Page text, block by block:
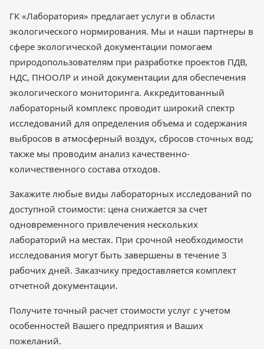
ГК «Лаборатория» предлагает услуги в области
экологического нормирования. Мы и наши партнеры в
сфере экологической документации помогаем
природопользователям при разработке проектов ПДВ,
НДС, ПНООЛР и иной документации для обеспечения
экологического мониторинга. Аккредитованный
лабораторный комплекс проводит широкий спектр
исследований для определения объема и содержания
выбросов в атмосферный воздух, сбросов сточных вод;
также мы проводим анализ качественно-
количественного состава отходов.
Закажите любые виды лабораторных исследований по
доступной стоимости: цена снижается за счет
одновременного привлечения нескольких
лабораторий на местах. При срочной необходимости
исследования могут быть завершены в течение 3
рабочих дней. Заказчику предоставляется комплект
отчетной документации.
Получите точный расчет стоимости услуг с учетом
особенностей Вашего предприятия и Ваших
пожеланий.